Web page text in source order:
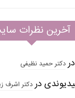
آخرین نظرات
دردکتر حمید نظیفی
دردکتر اشرف